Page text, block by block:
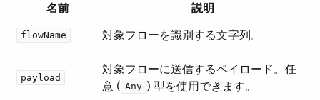
名前 説明
flowName 対象フローを識別する文字列。
payload
対象フローに送信するペイロード。任
意 (​ Any ​) 型を使用できます。